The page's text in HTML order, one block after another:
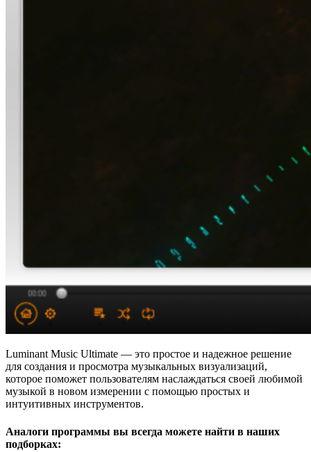
Luminant Music Ultimate — это простое и надежное решение
для создания и просмотра музыкальных визуализаций,
которое поможет пользователям наслаждаться своей любимой
музыкой в новом измерении с помощью простых и
интуитивных инструментов.
Аналоги программы вы всегда можете найти в наших
подборках: